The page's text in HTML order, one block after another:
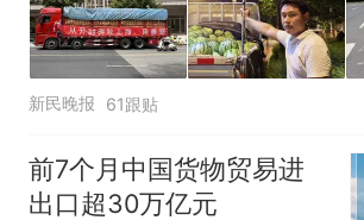
新民晚报 61跟贴
前7个月中国货物贸易进
出口超30万亿元